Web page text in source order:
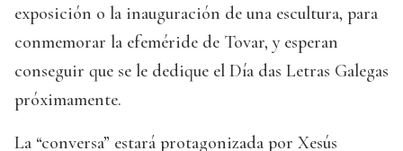
exposición o la inauguración de una escultura, para
conmemorar la efeméride de Tovar, y esperan
conseguir que se le dedique el Día das Letras Galegas
próximamente.
La “conversa” estará protagonizada por Xesús